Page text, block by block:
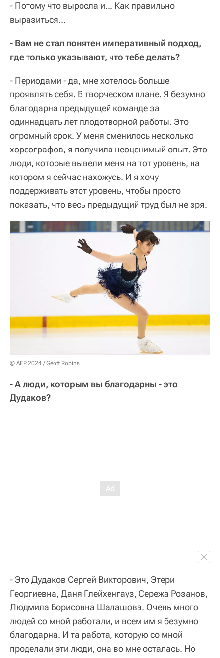
- Потому что выросла и... Как правильно
выразиться...
- Вам не стал понятен императивный подход,
где только указывают, что тебе делать?
- Периодами - да, мне хотелось больше
проявлять себя. В творческом плане. Я безумно
благодарна предыдущей команде за
одиннадцать лет плодотворной работы. Это
огромный срок. У меня сменилось несколько
хореографов, я получила неоценимый опыт. Это
люди, которые вывели меня на тот уровень, на
котором я сейчас нахожусь. И я хочу
поддерживать этот уровень, чтобы просто
показать, что весь предыдущий труд был не зря.
© AFP 2024 / Geoff Robins
- А люди, которым вы благодарны - это
Дудаков?
- Это Дудаков Сергей Викторович, Этери
Георгиевна, Даня Глейхенгауз, Сережа Розанов,
Людмила Борисовна Шалашова. Очень много
людей со мной работали, и всем им я безумно
благодарна. И та работа, которую со мной
проделали эти люди, она во мне осталась. Но